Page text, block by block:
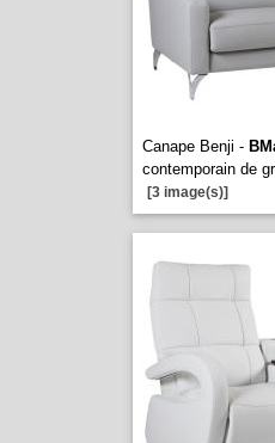
Canape Benji -
contemporain de
[3 image(s)]